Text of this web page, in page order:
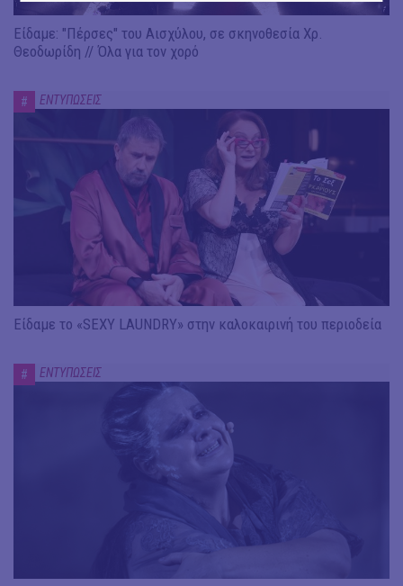
Είδαμε: "Πέρσες" του Αισχύλου, σε σκηνοθεσία Χρ.
Θεοδωρίδη // Όλα για τον χορό
# ΕΝΤΥΠΩΣΕΙΣ
Είδαμε το «SEXY LAUNDRY» στην καλοκαιρινή του περιοδεία
# ΕΝΤΥΠΩΣΕΙΣ